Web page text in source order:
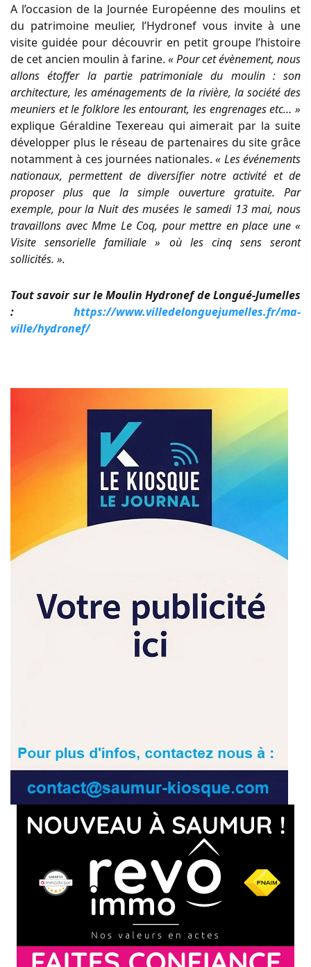
A l’occasion de la Journée Européenne des moulins et
du patrimoine meulier, l’Hydronef vous invite à une
visite guidée pour découvrir en petit groupe l’histoire
de cet ancien moulin à farine. « Pour cet évènement, nous
allons étoffer la partie patrimoniale du moulin : son
architecture, les aménagements de la rivière, la société des
meuniers et le folklore les entourant, les engrenages etc… »
explique Géraldine Texereau qui aimerait par la suite
développer plus le réseau de partenaires du site grâce
notamment à ces journées nationales.« Les événements
nationaux, permettent de diversifier notre activité et de
proposer plus que la simple ouverture gratuite. Par
exemple, pour la Nuit des musées le samedi 13 mai, nous
travaillons avec Mme Le Coq, pour mettre en place une «
Visite sensorielle familiale » où les cinq sens seront
sollicités. ».
Tout savoir sur le Moulin Hydronef de Longué-Jumelles
: https://www.villedelonguejumelles.fr/ma-
ville/hydronef/